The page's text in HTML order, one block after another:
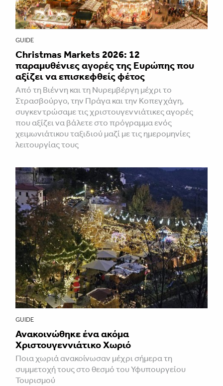
GUIDE
Christmas Markets 2026: 12
παραμυθένιες αγορές της Ευρώπης που
αξίζει να επισκεφθείς φέτος
Από τη Βιέννη και τη Νυρεμβέργη μέχρι το
Στρασβούργο, την Πράγα και την Κοπεγχάγη,
συγκεντρώσαμε τις χριστουγεννιάτικες αγορές
που αξίζει να βάλετε στο πρόγραμμα ενός
χειμωνιάτικου ταξιδιού μαζί με τις ημερομηνίες
λειτουργίας τους
GUIDE
Ανακοινώθηκε ένα ακόμα
Χριστουγεννιάτικο Χωριό
Ποια χωριά ανακοίνωσαν μέχρι σήμερα τη
συμμετοχή τους στο θεσμό του Υφυπουργείου
Τουρισμού